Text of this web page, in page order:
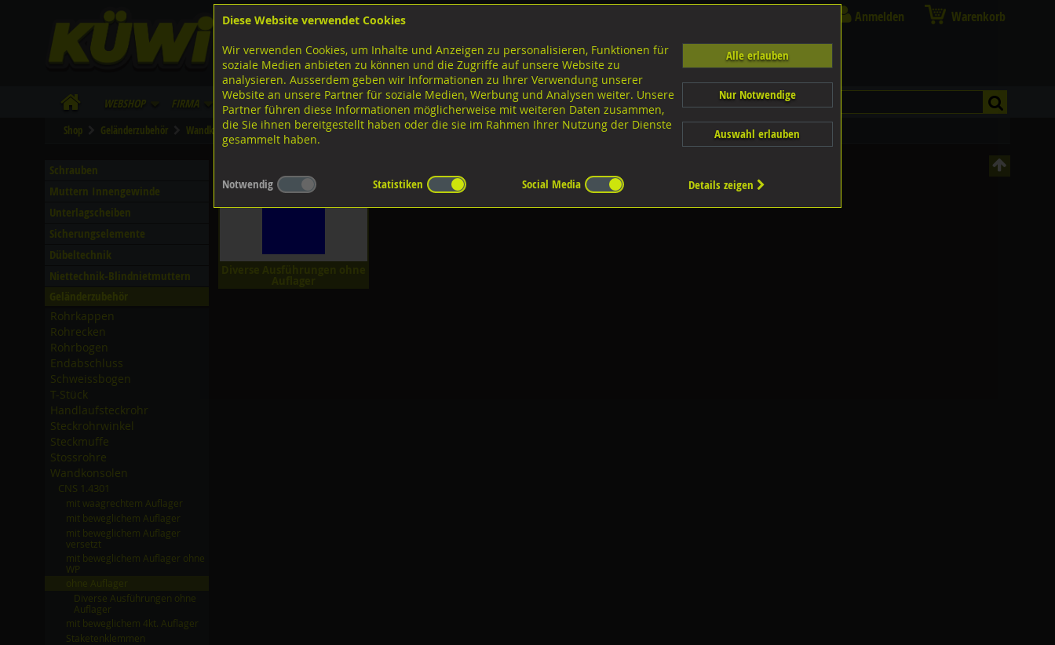
Lagerstrasse 8
Tel. 043 455 20 30
FB
IG
WebShop Firma Lieferinfo Infos/Downloads
Anmelden Warenkorb
Shop Geländerzubehör Wandkonsolen CNS 1.4301 ohne Auflager
Schrauben
Muttern Innengewinde
Unterlagscheiben
Sicherungselemente
Dübeltechnik
Niettechnik-Blindnietmuttern
Rohrkappen
Rohrecken
Rohrbogen
Endabschluss
Schweissbogen
T-Stück
Handlaufsteckrohr
Steckrohrwinkel
Steckmuffe
Stossrohre
Wandkonsolen
CNS 1.4301
mit waagrechtem Auflager
mit beweglichem Auflager
mit beweglichem Auflager
versetzt
mit beweglichem Auflager ohne
WP
Diverse Ausführungen ohne
Auflager
mit beweglichem 4kt. Auflager
Staketenklemmen
Diese Website verwendet Cookies
Wir verwenden Cookies, um Inhalte und Anzeigen zu personalisieren, Funktionen für
soziale Medien anbieten zu können und die Zugriffe auf unsere Website zu
analysieren. Ausserdem geben wir Informationen zu Ihrer Verwendung unserer
Website an unsere Partner für soziale Medien, Werbung und Analysen weiter. Unsere
Partner führen diese Informationen möglicherweise mit weiteren Daten zusammen,
die Sie ihnen bereitgestellt haben oder die sie im Rahmen Ihrer Nutzung der Dienste
gesammelt haben.
Alle erlauben
Nur Notwendige
Auswahl erlauben
Notwendig Statistiken Social Media Details zeigen